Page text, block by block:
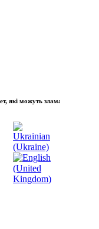
можуть зламати волю народу, -